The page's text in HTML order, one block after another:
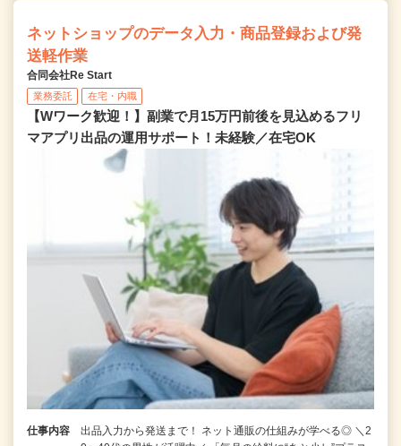
ネットショップのデータ入力・商品登録および発
送軽作業
合同会社Re Start
業務委託 在宅・内職
【Wワーク歓迎！】副業で月15万円前後を見込めるフリ
マアプリ出品の運用サポート！未経験／在宅OK
仕事内容
出品入力から発送まで！ ネット通販の仕組みが学べる◎ ＼2